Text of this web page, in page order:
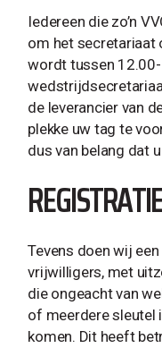
Iedereen die zo’n
om het secretariaat
wordt tussen
de leverancier van
plekke uw tag te
dus van belang dat
Tevens doen wij
vrijwilligers, met
die ongeacht van
of meerdere sleutel
komen. Dit heeft